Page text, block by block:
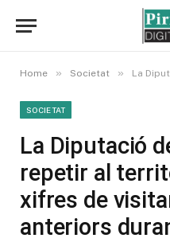
Home » Societat » La Diputació de
SOCIETAT
La Diputació
repetir al
xifres de
anteriors